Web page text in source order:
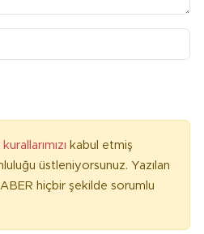
kabul etmiş
üstleniyorsunuz. Yazılan
hiçbir şekilde sorumlu